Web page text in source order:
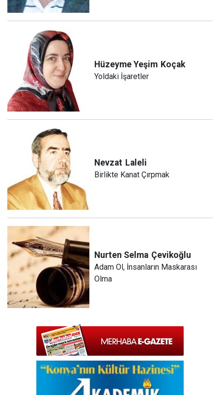
Hüzeyme Yeşim Koçak
Yoldaki İşaretler
Nevzat Laleli
Birlikte Kanat Çırpmak
Nurten Selma Çevikoğlu
Adam Ol, İnsanların Maskarası
Olma